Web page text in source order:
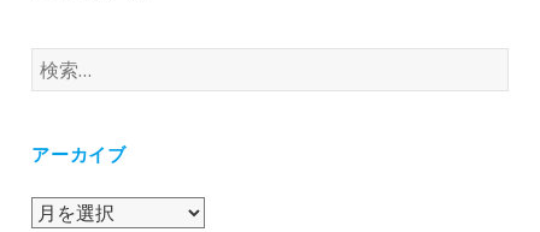
検
索:
アーカイブ
ア